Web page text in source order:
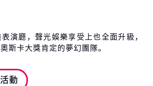
演廳，聲光娛樂享受上也全面升級，
斯卡大獎肯定的夢幻團隊。
動